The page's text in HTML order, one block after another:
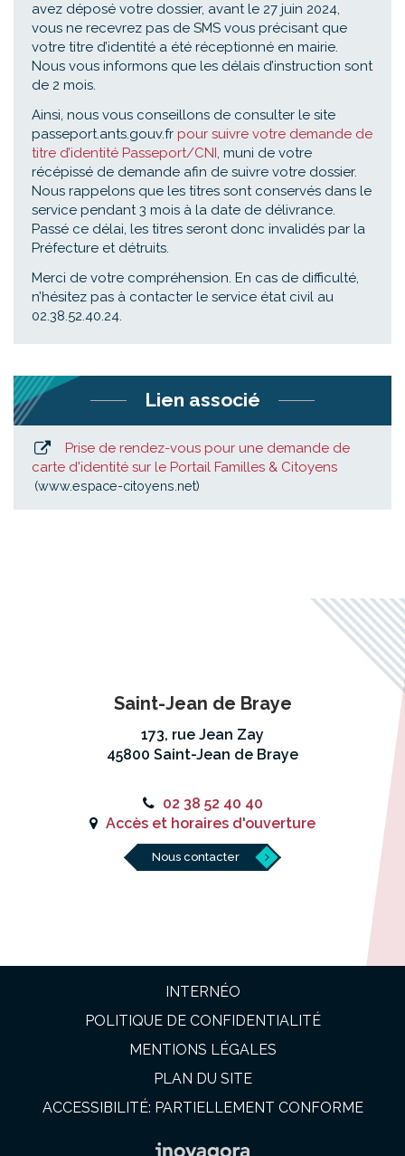
avez déposé votre dossier, avant le 27 juin 2024,
vous ne recevrez pas de SMS vous précisant que
votre titre d’identité a été réceptionné en mairie.
Nous vous informons que les délais d’instruction sont
de 2 mois.
Ainsi, nous vous conseillons de consulter le site
passeport.ants.gouv.fr pour suivre votre demande de
titre d’identité Passeport/CNI , muni de votre
récépissé de demande afin de suivre votre dossier.
Nous rappelons que les titres sont conservés dans le
service pendant 3 mois à la date de délivrance.
Passé ce délai, les titres seront donc invalidés par la
Préfecture et détruits.
Merci de votre compréhension. En cas de difficulté,
n’hésitez pas à contacter le service état civil au
02.38.52.40.24.
Lien associé
Prise de rendez-vous pour une demande de
carte d'identité sur le Portail Familles & Citoyens
www.espace-citoyens.net
Saint-Jean de Braye
173, rue Jean Zay
45800 Saint-Jean de Braye
02 38 52 40 40
Accès et horaires d'ouverture
Nous contacter
INTERNÉO
POLITIQUE DE CONFIDENTIALITÉ
MENTIONS LÉGALES
PLAN DU SITE
ACCESSIBILITÉ: PARTIELLEMENT CONFORME